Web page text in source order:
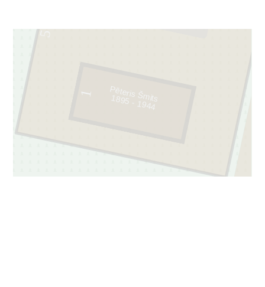
57
1 Pēteris Šmits
1895 - 1944